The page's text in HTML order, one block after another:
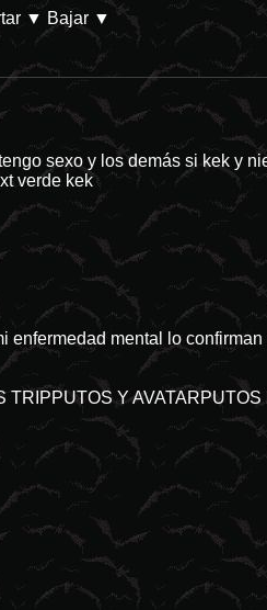
de dejar en la categoria internet...
▼ Bajar ▼
sexo y los demás si kek y
verde kek
mental lo
Y